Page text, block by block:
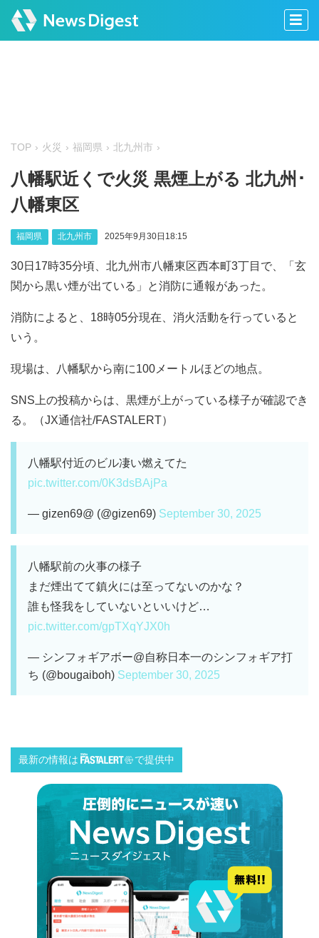
TOP 火災 福岡県 北九州市
八幡駅近くで火災 黒煙上がる 北九州･
八幡東区
福岡県 北九州市 2025年9月30日18:15
30日17時35分頃、北九州市八幡東区西本町3丁目で、「玄
関から黒い煙が出ている」と消防に通報があった。
消防によると、18時05分現在、消火活動を行っていると
いう。
現場は、八幡駅から南に100メートルほどの地点。
SNS上の投稿からは、黒煙が上がっている様子が確認でき
る。（JX通信社/FASTALERT）
八幡駅付近のビル凄い燃えてた
pic.twitter.com/0K3dsBAjPa
— gizen69@ (@gizen69) September 30, 2025
八幡駅前の火事の様子
まだ煙出てて鎮火には至ってないのかな？
誰も怪我をしていないといいけど…
pic.twitter.com/gpTXqYJX0h
— シンフォギアボー@自称日本一のシンフォギア打
ち (@bougaiboh) September 30, 2025
最新の情報は で提供中